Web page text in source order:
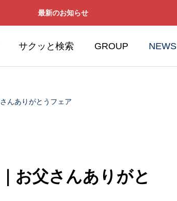
最新のお知らせ
サクッと検索 GROUP NEWS
んありがとうフェア
お父さんありがと